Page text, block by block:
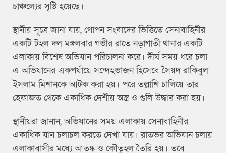
চাঞ্চল্যের সৃষ্টি হয়েছে।
স্থানীয় সূত্রে জানা যায়, গোপন সংবাদের ভিত্তিতে সেনাবাহিনীর
একটি টহল দল মঙ্গলবার গভীর রাতে নড়াগাতী থানার একটি
এলাকায় বিশেষ অভিযান পরিচালনা করে। দীর্ঘ সময় ধরে চলা
এ অভিযানের একপর্যায়ে সন্দেহভাজন হিসেবে সৈয়দ রাকিবুল
ইসলাম মিশানকে আটক করা হয়। পরে তল্লাশি চালিয়ে তার
হেফাজত থেকে একাধিক দেশীয় অস্ত্র ও গুলি উদ্ধার করা হয়।
স্থানীয়রা জানান, অভিযানের সময় এলাকায় সেনাবাহিনীর
একাধিক যান চলাচল করতে দেখা যায়। রাতভর অভিযান চলায়
এলাকাবাসীর মধ্যে আতঙ্ক ও কৌতূহল তৈরি হয়। তবে